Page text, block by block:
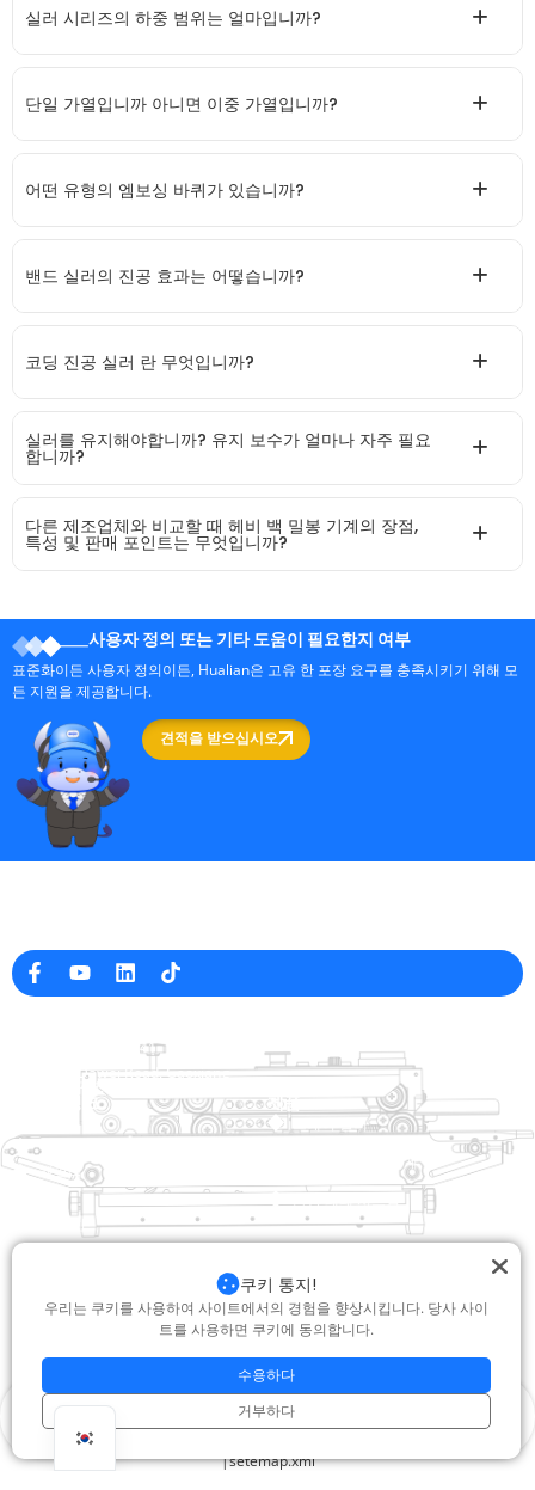
실러 시리즈의 하중 범위는 얼마입니까?
단일 가열입니까 아니면 이중 가열입니까?
어떤 유형의 엠보싱 바퀴가 있습니까?
밴드 실러의 진공 효과는 어떻습니까?
코딩 진공 실러 란 무엇입니까?
실러를 유지해야합니까? 유지 보수가 얼마나 자주 필요
합니까?
다른 제조업체와 비교할 때 헤비 백 밀봉 기계의 장점,
특성 및 판매 포인트는 무엇입니까?
사용자 정의 또는 기타 도움이 필요한지 여부
표준화이든 사용자 정의이든, Hualian은 고유 한 포장 요구를 충족시키기 위해 모
든 지원을 제공합니다.
견적을 받으십시오
도움말 링크
제품
해결책
동영상
저희에게 연락하십시오
제품
트레이 살러
열적 성형 포장 기계
가방 폐쇄 시스템
자동 포장기
진공 포장 기계
밀봉 기계
상자 실러
포장 기계를 수축시킵니다
회사 정보
+8613738733841
No. 2 Dawei Road, Gaoxiang
산업 구역, Wenzhou, 중국 잔즈 앙
저작권 © 2025 Hualian. 모든 권리 보유 |
|setemap.xml
쿠키 통지!
우리는 쿠키를 사용하여 사이트에서의 경험을 향상시킵니다. 당사 사이
트를 사용하면 쿠키에 동의합니다.
수용하다
거부하다
제품